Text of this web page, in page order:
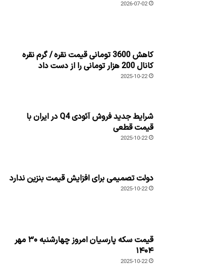
2026-07-02
کاهش 3600 تومانی قیمت نقره / گرم نقره
کانال 200 هزار تومانی را از دست داد
2025-10-22
شرایط جدید فروش آئودی Q4 در ایران با
قیمت قطعی
2025-10-22
دولت تصمیمی برای افزایش قیمت بنزین ندارد
2025-10-22
قیمت سکه پارسیان امروز چهارشنبه ۳۰ مهر
۱۴۰۴
2025-10-22